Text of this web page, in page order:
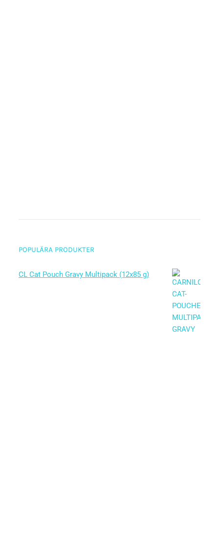
POPULÄRA PRODUKTER
CL Cat Pouch Gravy Multipack (12x85 g)